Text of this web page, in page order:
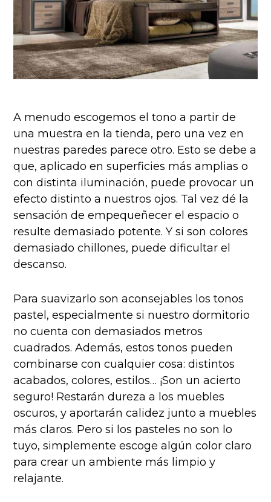
A menudo escogemos el tono a partir de
una muestra en la tienda, pero una vez en
nuestras paredes parece otro. Esto se debe a
que, aplicado en superficies más amplias o
con distinta iluminación, puede provocar un
efecto distinto a nuestros ojos. Tal vez dé la
sensación de empequeñecer el espacio o
resulte demasiado potente. Y si son colores
demasiado chillones, puede dificultar el
descanso.
Para suavizarlo son aconsejables los tonos
pastel, especialmente si nuestro dormitorio
no cuenta con demasiados metros
cuadrados. Además, estos tonos pueden
combinarse con cualquier cosa: distintos
acabados, colores, estilos… ¡Son un acierto
seguro! Restarán dureza a los muebles
oscuros, y aportarán calidez junto a muebles
más claros. Pero si los pasteles no son lo
tuyo, simplemente escoge algún color claro
para crear un ambiente más limpio y
relajante.